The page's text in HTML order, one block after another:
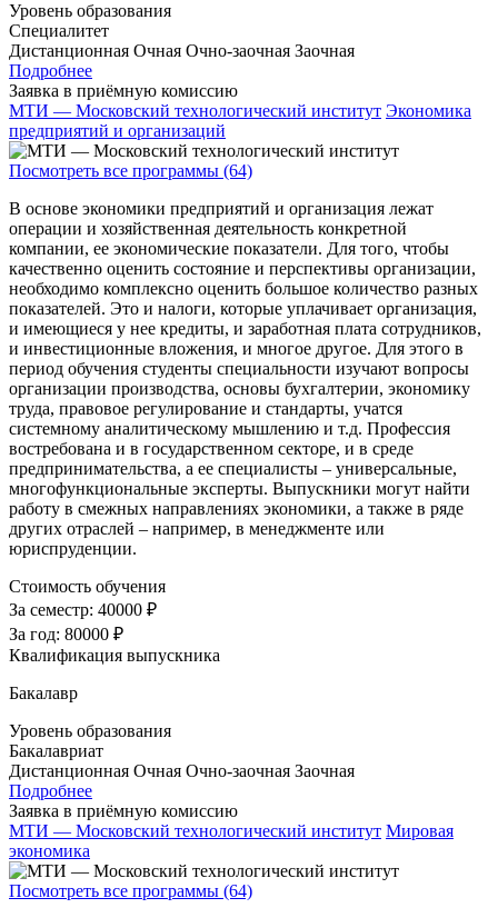
Уровень образования
Специалитет
Дистанционная Очная Очно-заочная Заочная
Подробнее
Заявка в приёмную комиссию
МТИ — Московский технологический институт Экономика
предприятий и организаций
Посмотреть все программы (64)
В основе экономики предприятий и организация лежат
операции и хозяйственная деятельность конкретной
компании, ее экономические показатели. Для того, чтобы
качественно оценить состояние и перспективы организации,
необходимо комплексно оценить большое количество разных
показателей. Это и налоги, которые уплачивает организация,
и имеющиеся у нее кредиты, и заработная плата сотрудников,
и инвестиционные вложения, и многое другое. Для этого в
период обучения студенты специальности изучают вопросы
организации производства, основы бухгалтерии, экономику
труда, правовое регулирование и стандарты, учатся
системному аналитическому мышлению и т.д. Профессия
востребована и в государственном секторе, и в среде
предпринимательства, а ее специалисты – универсальные,
многофункциональные эксперты. Выпускники могут найти
работу в смежных направлениях экономики, а также в ряде
других отраслей – например, в менеджменте или
юриспруденции.
Стоимость обучения
За семестр: 40000 ₽
За год: 80000 ₽
Квалификация выпускника
Бакалавр
Уровень образования
Бакалавриат
Дистанционная Очная Очно-заочная Заочная
Подробнее
Заявка в приёмную комиссию
МТИ — Московский технологический институт Мировая
экономика
Посмотреть все программы (64)